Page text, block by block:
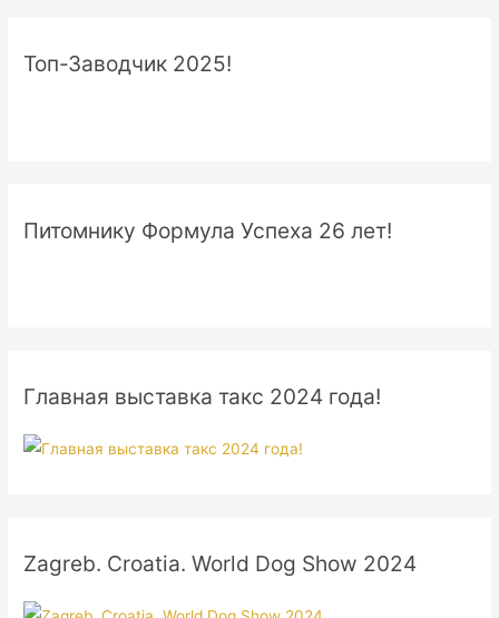
Топ-Заводчик 2025!
Питомнику Формула Успеха 26 лет!
Главная выставка такс 2024 года!
Zagreb. Croatia. World Dog Show 2024